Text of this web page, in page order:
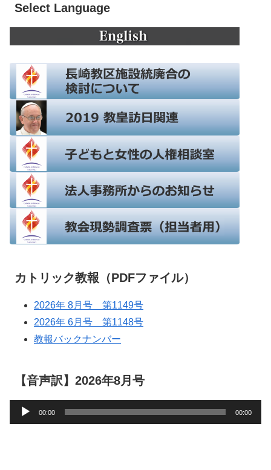
Select Language
カトリック教報（PDFファイル）
2026年 8月号 第1149号
2026年 6月号 第1148号
教報バックナンバー
【音声訳】2026年8月号
声
00:00 00:00